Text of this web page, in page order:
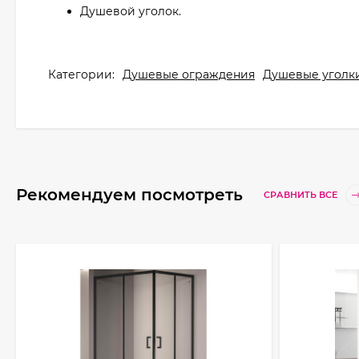
Душевой уголок.
Категории: Душевые ограждения Душевые
Рекомендуем посмотреть СРАВНИТЬ ВСЕ